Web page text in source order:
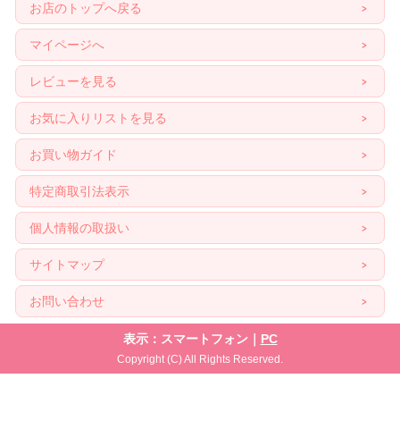
お店のトップへ戻る
マイページへ
レビューを見る
お気に入りリストを見る
お買い物ガイド
特定商取引法表示
個人情報の取扱い
サイトマップ
お問い合わせ
表示：スマートフォン｜ PC
Copyright (C) All Rights Reserved.